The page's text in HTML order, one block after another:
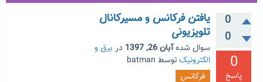
0
0
0
پاسخ
یافتن فرکانس و مسیرکانال
تلویزیونی
سوال شدهآبان 26, 1397 در برق و
الکترونیکتوسط batman
فرکانس